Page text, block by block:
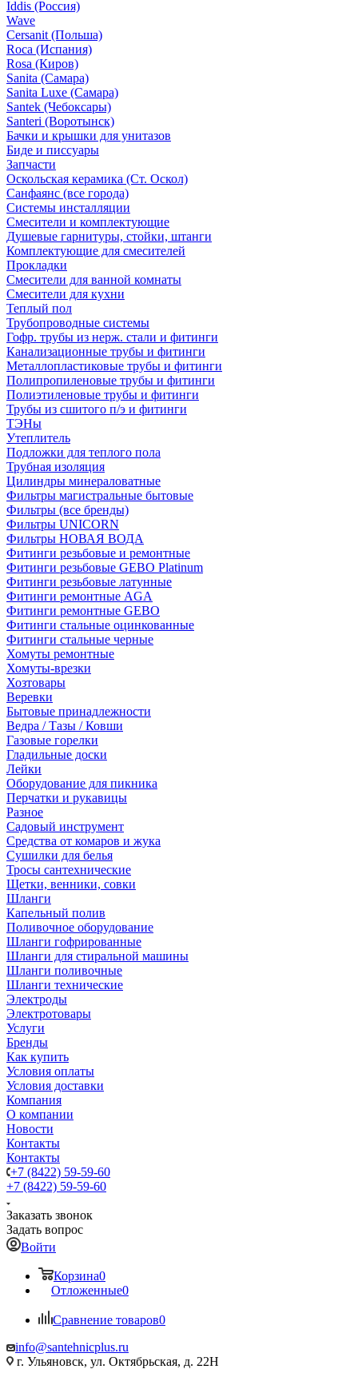
Iddis (Россия)
Wave
Cersanit (Польша)
Roca (Испания)
Rosa (Киров)
Sanita (Самара)
Sanita Luxe (Самара)
Santek (Чебоксары)
Santeri (Воротынск)
Бачки и крышки для унитазов
Биде и писсуары
Запчасти
Оскольская керамика (Ст. Оскол)
Санфаянс (все города)
Системы инсталляции
Смесители и комплектующие
Душевые гарнитуры, стойки, штанги
Комплектующие для смесителей
Прокладки
Смесители для ванной комнаты
Смесители для кухни
Теплый пол
Трубопроводные системы
Гофр. трубы из нерж. стали и фитинги
Канализационные трубы и фитинги
Металлопластиковые трубы и фитинги
Полипропиленовые трубы и фитинги
Полиэтиленовые трубы и фитинги
Трубы из сшитого п/э и фитинги
ТЭНы
Утеплитель
Подложки для теплого пола
Трубная изоляция
Цилиндры минераловатные
Фильтры магистральные бытовые
Фильтры (все бренды)
Фильтры UNICORN
Фильтры НОВАЯ ВОДА
Фитинги резьбовые и ремонтные
Фитинги резьбовые GEBO Platinum
Фитинги резьбовые латунные
Фитинги ремонтные AGA
Фитинги ремонтные GEBO
Фитинги стальные оцинкованные
Фитинги стальные черные
Хомуты ремонтные
Хомуты-врезки
Хозтовары
Веревки
Бытовые принадлежности
Ведра / Тазы / Ковши
Газовые горелки
Гладильные доски
Лейки
Оборудование для пикника
Перчатки и рукавицы
Разное
Садовый инструмент
Средства от комаров и жука
Сушилки для белья
Тросы сантехнические
Щетки, венники, совки
Шланги
Капельный полив
Поливочное оборудование
Шланги гофрированные
Шланги для стиральной машины
Шланги поливочные
Шланги технические
Электроды
Электротовары
Услуги
Бренды
Как купить
Условия оплаты
Условия доставки
Компания
О компании
Новости
Контакты
Контакты
+7 (8422) 59-59-60
+7 (8422) 59-59-60
Заказать звонок
Задать вопрос
Войти
Корзина0
Отложенные0
Сравнение товаров0
info@santehnicplus.ru
г. Ульяновск, ул. Октябрьская, д. 22Н